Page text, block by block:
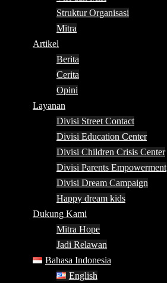
Struktur Organisasi
Mitra
Artikel
Berita
Cerita
Opini
Layanan
Divisi Street Contact
Divisi Education Center
Divisi Children Crisis Center
Divisi Parents Empowerment
Divisi Dream Campaign
Happy dream kids
Dukung Kami
Mitra Hope
Jadi Relawan
Bahasa Indonesia
English